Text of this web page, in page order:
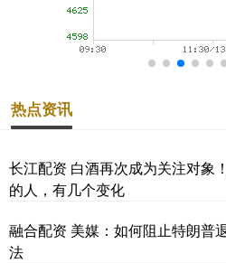
热点资讯
长江配资 白酒再次成为关注对象
的人，有几个变化
融合配资 美媒：如何阻止特朗普
法